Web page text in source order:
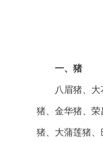
一、猪
八眉猪、大花
猪、金华猪、
猪、大蒲莲猪